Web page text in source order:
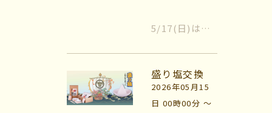
のことです。
すべて神様が
天に昇り、万
物の罪を赦し
てくれるた
め、何をや
5/17(日)は、
02分（〜13
時...
盛り塩交換
2026年05月15
日 00時00分 〜